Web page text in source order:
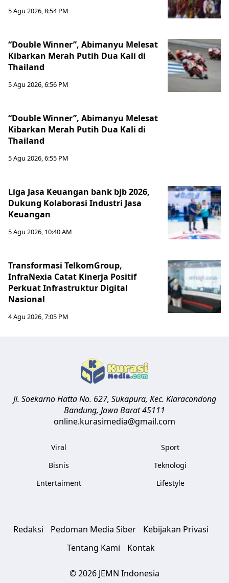
5 Agu 2026, 8:54 PM
“Double Winner”, Abimanyu Melesat
Kibarkan Merah Putih Dua Kali di
Thailand
5 Agu 2026, 6:56 PM
“Double Winner”, Abimanyu Melesat
Kibarkan Merah Putih Dua Kali di
Thailand
5 Agu 2026, 6:55 PM
Liga Jasa Keuangan bank bjb 2026,
Dukung Kolaborasi Industri Jasa
Keuangan
5 Agu 2026, 10:40 AM
Transformasi TelkomGroup,
InfraNexia Catat Kinerja Positif
Perkuat Infrastruktur Digital
Nasional
4 Agu 2026, 7:05 PM
Jl. Soekarno Hatta No. 627, Sukapura, Kec. Kiaracondong
Bandung, Jawa Barat45111
online.kurasimedia@gmail.com
Viral
Bisnis
Entertaiment
Sport
Teknologi
Lifestyle
Redaksi Pedoman Media Siber
Kebijakan Privasi
Tentang Kami
Kontak
© 2026 JEMN Indonesia